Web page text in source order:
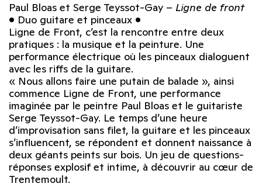
Paul Bloas et Serge Teyssot-Gay – Ligne de front
• Duo guitare et pinceaux •
Ligne de Front, c’est la rencontre entre deux
pratiques : la musique et la peinture. Une
performance électrique où les pinceaux dialoguent
avec les riffs de la guitare.
« Nous allons faire une putain de balade », ainsi
commence Ligne de Front, une performance
imaginée par le peintre Paul Bloas et le guitariste
Serge Teyssot-Gay. Le temps d’une heure
d’improvisation sans filet, la guitare et les pinceaux
s’influencent, se répondent et donnent naissance à
deux géants peints sur bois. Un jeu de questions-
réponses explosif et intime, à découvrir au cœur de
Trentemoult.